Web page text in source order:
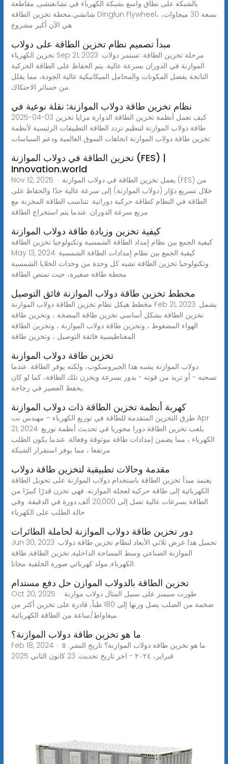
بالشبكة على نطاق واسع بشبكة الكهرباء في تشانغتشى, مقاطعة
شانشي.محطة تخزين الطاقة Dinglun Flywheel، بسعة 30 ميجاوات،
هي الآن أكبر مشروع
مبدأ تصميم نظام تخزين الطاقة على دولاب
تخزين الكهرباء Sep 21, 2023· مرحلة تخزين الطاقة: تستمر دولاب
الموازنة في الدوران بسرعة عالية. يتم الحفاظ على الطاقة الحركية
الناتجة بفضل المكونات والمحامل الميكانيكية عالية الجودة، مما يقلل
من خسائر الاحتكاك.
نظام تخزين طاقة دولاب الموازنة: نقلة نوعية في
2025-04-03 كيف تعمل أنظمة تخزين الطاقة الدوارة مزايا تخزين
طاقة دولاب الموازنة لتنظيم تردد الطاقة التطبيقات الرئيسية لأنظمة
تخزين طاقة دولاب الموازنة اتجاهات السوق العالمية ودعم السياسات
تخزين الطاقة في دولاب الموازنة (FES) |
Innovation.world
Nov 12, 2025 · يعمل تخزين الطاقة في دولاب الموازنة (FES) من
خلال تسريع دوّار (دولاب الموازنة) إلى سرعة عالية جدًا والحفاظ على
الطاقة في النظام كطاقة حركية دورانية. تتناسب الطاقة المخزنة مع
مربع سرعة الدوران. عندما يتم استخراج الطاقة
كيفية تخزين وزيادة طاقة دولاب الموازنة
كيفية الجمع بين نظام إمداد الطاقة الشمسية وتكنولوجيا تخزين الطاقة
May 13, 2024· كيفية الجمع بين نظام إمدادات الطاقة الشمسية
وتكنولوجيا تخزين الطاقة تشبه كل وحدة من وحدات الخلايا الشمسية
محطة طاقة صغيرة، حيث تمتص الطاقة
مخطط تخزين طاقة دولاب الموازنة فائق التوصيل
مخطط هيكل نظام تخزين الطاقة دولاب الموازنة Feb 21, 2023· يشمل
تخزين الطاقة بشكل أساسي تخزين طاقة المضخة ، وتخزين طاقة
الهواء المضغوط ، وتخزين طاقة دولاب الموازنة ، وتخزين الطاقة
المغناطيسية فائقة التوصيل ، وتخزين طاقة
تخزين طاقة دولاب الموازنة
دولاب الموازنة يشبه هذا الجيروسكوب، ولكنه يوفر الطاقة. عندما
تسحبه - أو تزيد من قوته - يدور بسرعة ويخزن تلك الطاقة، كما لو كان
يحفظ العصير في زجاجة.
كهربة أنظمة تخزين الطاقة ذات دولاب الموازنة
طرق التخزين المتقدمة للطاقة في توزيع الكهرباء – مهندس نت Apr
21, 2024· يلعب تخزين الطاقة دورا محوريا في تحديث أنظمة توزيع
الكهرباء ، مما يضمن إمدادات طاقة موثوقة وفعالة. عندما يكون الطلب
مرتفعا ، مما يوفر استقرار الشبكة
مقدمة وحالات تطبيقية لتخزين طاقة دولاب
يعتمد مبدأ تخزين الطاقة باستخدام دولاب الموازنة على تحويل الطاقة
الكهربائية إلى طاقة حركية لعجلة الموازنة. فهي تخزن قدرًا كبيرًا من
الطاقة بسرعات عالية تصل إلى 20,000 ألف دورة في الدقيقة. وفي
حالة الطلب على الكهرباء
دور تخزين طاقة دولاب الموازنة لحاملة الطائرات
Jun 30, 2023· تحميل هذا عرض ثلاثي الأبعاد لنظام تخزين طاقة دولاب
الموازنة الصناعي وسط المساحة الداخلية, تخزين الطاقة, طاقة
الكهرباء, مولد كهربائي صورة الخلفية مجانا.
تخزين الطاقة بالدولاب الموازن حل دفع مستدام
Oct 20, 2025 · طورت سيمنز على سبيل المثال دولاب موازنة
ضخمة من الصلب يصل وزنها إلى 180 طناً، قادرة على تخزين أكثر من
ميغاواط/ساعة من الطاقة الكهربائية.
ما هو تخزين طاقة دولاب الموازنة؟
Feb 18, 2024 · ما هو تخزين طاقة دولاب الموازنة؟ تاريخ النشر: ٥
فبراير، ٢٠٢٤ - اخر تاريخ تحديث: 23 كانون الثاني 2025